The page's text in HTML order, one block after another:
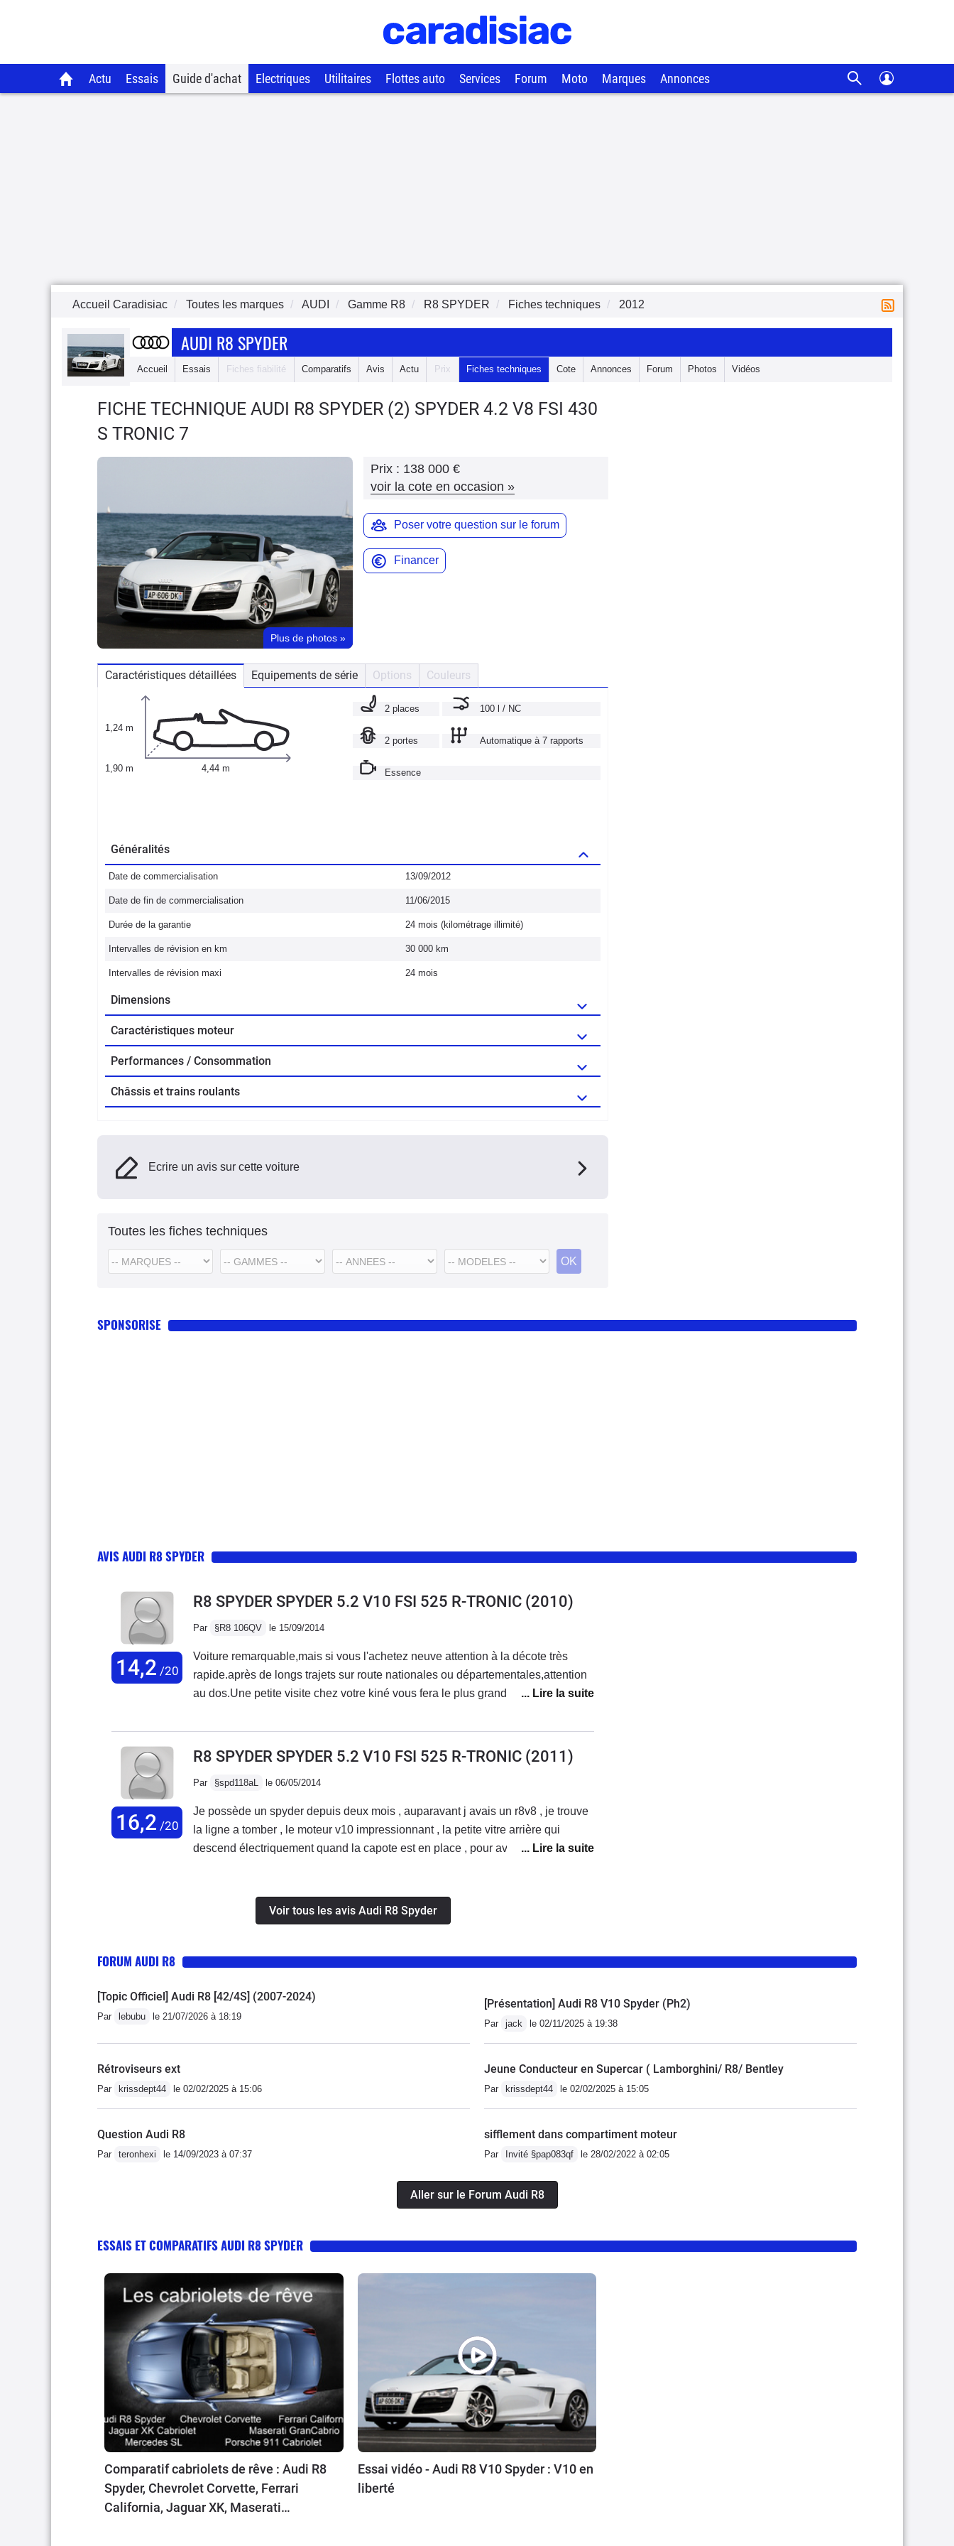
Actu Essais Guide d'achat Electriques Utilitaires Flottes auto Services Forum Moto Marques Annonces
Accueil Caradisiac Toutes les marques AUDI Gamme R8 R8 SPYDER Fiches techniques 2012
AUDI R8 SPYDER
Accueil Essais Fiches fiabilité Comparatifs Avis Actu Prix Fiches techniques Cote Annonces Forum Photos Vidéos
FICHE TECHNIQUE AUDI R8 SPYDER (2) SPYDER 4.2 V8 FSI 430
S TRONIC 7
Plus de photos »
Prix : 138 000 €
voir la cote en occasion »
Poser votre question sur le forum
Financer
Caractéristiques détaillées Equipements de série Options Couleurs
1,24 m
1,90 m 4,44 m
2 places 100 l / NC
2 portes Automatique à 7 rapports
Essence
Généralités
Date de commercialisation 13/09/2012
Date de fin de commercialisation 11/06/2015
Durée de la garantie 24 mois (kilométrage illimité)
Intervalles de révision en km 30 000 km
Intervalles de révision maxi 24 mois
Dimensions
Caractéristiques moteur
Performances / Consommation
Châssis et trains roulants
Ecrire un avis sur cette voiture
Toutes les fiches techniques
SPONSORISE
AVIS AUDI R8 SPYDER
14,2 /20
R8 SPYDER SPYDER 5.2 V10 FSI 525 R-TRONIC (2010)
Par §R8 106QV le 15/09/2014
Voiture remarquable,mais si vous l'achetez neuve attention à la décote très
rapide.après de longs trajets sur route nationales ou départementales,attention
au dos.Une petite visite chez votre kiné vous fera le plus grand bien.!Ce n'est
procure un immense plaisir de conduite,des accélérations foudroyantes,le son
du V10 Lambo envoûtant,et une tenue de route difficile à prendre en défaut,
(même à très vive allure).Bonne répartition de la puissance AV.AR,voiture très
saine qui pardonne pas mal d'erreurs de conduite.Un réel grand plaisir de
conduite. A ne pas mettre en toutes les mains cependant,car dans ce genre de
monstre (à vive allure),on parle plus de pilotage que de conduite.coté look,vous
serez surpris du nombre de personnes qui viendront vous abordez pour vous
véhicule qu'il vous faut.en Conclusion,si vous pouvez vous l'offrir (en 2ème
véhicule) n'hésitez pas une seule seconde.Frissons et montées d'adrénaline
16,2 /20
R8 SPYDER SPYDER 5.2 V10 FSI 525 R-TRONIC (2011)
Par §spd118aL le 06/05/2014
Je possède un spyder depuis deux mois , auparavant j avais un r8v8 , je trouve
la ligne a tomber , le moteur v10 impressionnant , la petite vitre arrière qui
descend électriquement quand la capote est en place , pour avoir le bruit du
Voir tous les avis Audi R8 Spyder
FORUM AUDI R8
[Topic Officiel] Audi R8 [42/4S] (2007-2024)
Par lebubu le 21/07/2026 à 18:19
[Présentation] Audi R8 V10 Spyder (Ph2)
Par jack le 02/11/2025 à 19:38
Rétroviseurs ext
Par krissdept44 le 02/02/2025 à 15:06
Jeune Conducteur en Supercar ( Lamborghini/ R8/ Bentley
Par krissdept44 le 02/02/2025 à 15:05
Question Audi R8
Par teronhexi le 14/09/2023 à 07:37
sifflement dans compartiment moteur
Par Invité §pap083qf le 28/02/2022 à 02:05
Aller sur le Forum Audi R8
ESSAIS ET COMPARATIFS AUDI R8 SPYDER
Comparatif cabriolets de rêve : Audi R8
Spyder, Chevrolet Corvette, Ferrari
California, Jaguar XK, Maserati
Essai vidéo - Audi R8 V10 Spyder : V10 en
liberté